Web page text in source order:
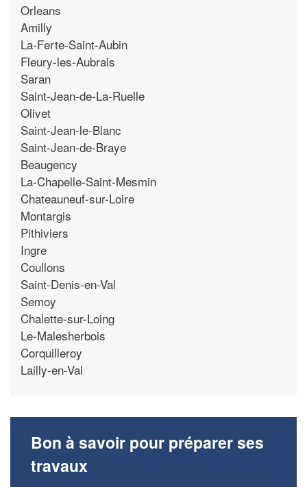
Orleans
Amilly
La-Ferte-Saint-Aubin
Fleury-les-Aubrais
Saran
Saint-Jean-de-La-Ruelle
Olivet
Saint-Jean-le-Blanc
Saint-Jean-de-Braye
Beaugency
La-Chapelle-Saint-Mesmin
Chateauneuf-sur-Loire
Montargis
Pithiviers
Ingre
Coullons
Saint-Denis-en-Val
Semoy
Chalette-sur-Loing
Le-Malesherbois
Corquilleroy
Lailly-en-Val
Bon à savoir pour préparer ses
travaux